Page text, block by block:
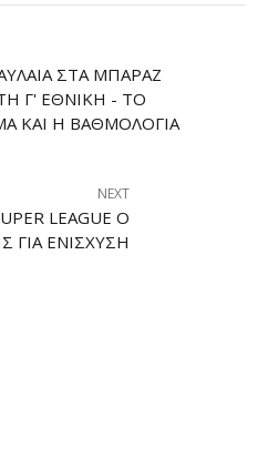
ΣΤΑ ΜΠΑΡΆΖ
Γ' ΕΘΝΙΚΉ - ΤΟ
ΚΑΙ Η ΒΑΘΜΟΛΟΓΊΑ
NEXT
LEAGUE Ο
ΓΙΑ ΕΝΊΣΧΥΣΗ